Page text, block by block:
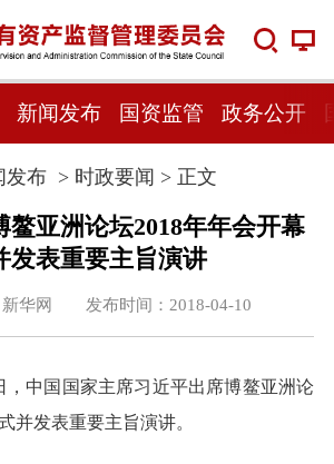
新闻发布 国资监管 政务公开
发布> 时政要闻 > 正文
鳌亚洲论坛2018年年会开幕
发表重要主旨演讲
新华网 发布时间：2018-04-10
，中国国家主席习近平出席博鳌亚洲论
并发表重要主旨演讲。